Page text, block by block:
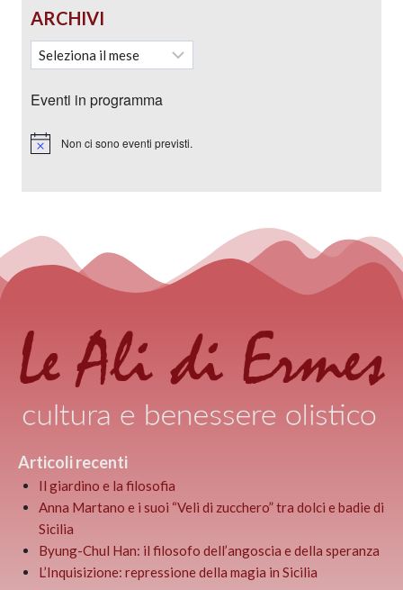
ARCHIVI
Eventi in programma
Notice Non ci sono eventi previsti.
Articoli recenti
Il giardino e la filosofia
Anna Martano e i suoi “Veli di zucchero” tra dolci e badie di
Sicilia
Byung-Chul Han: il filosofo dell’angoscia e della speranza
L’Inquisizione: repressione della magia in Sicilia